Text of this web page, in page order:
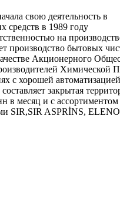
свою деятельность в
средств в 1989 году
на
производство бытовых
Акционерного
Химической
с хорошей
закрытая
в месяц и с
SIR,SIR ASPRİNS,